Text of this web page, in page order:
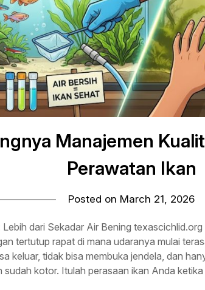
Manajemen
Perawatan Ikan
Posted on March 21, 2026
Lebih dari Sekadar Air Bening
tertutup rapat di mana udaranya mulai
keluar, tidak bisa membuka jendela, dan
sudah kotor. Itulah perasaan ikan Anda